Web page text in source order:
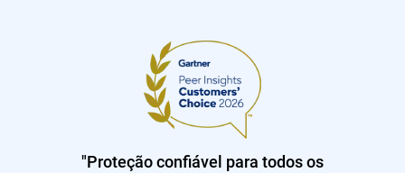
"Proteção confiável para todos os